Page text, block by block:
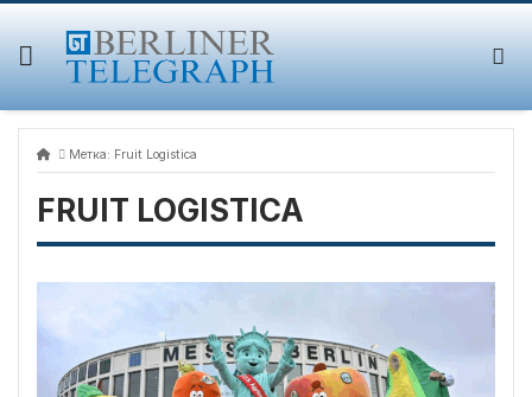
Skip
content
Метка: Fruit Logistica
FRUIT LOGISTICA